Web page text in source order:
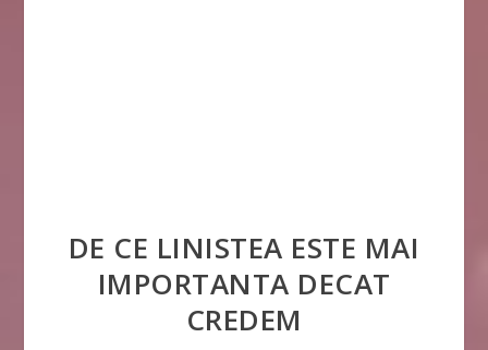
DE CE LINISTEA ESTE MAI
IMPORTANTA DECAT
CREDEM